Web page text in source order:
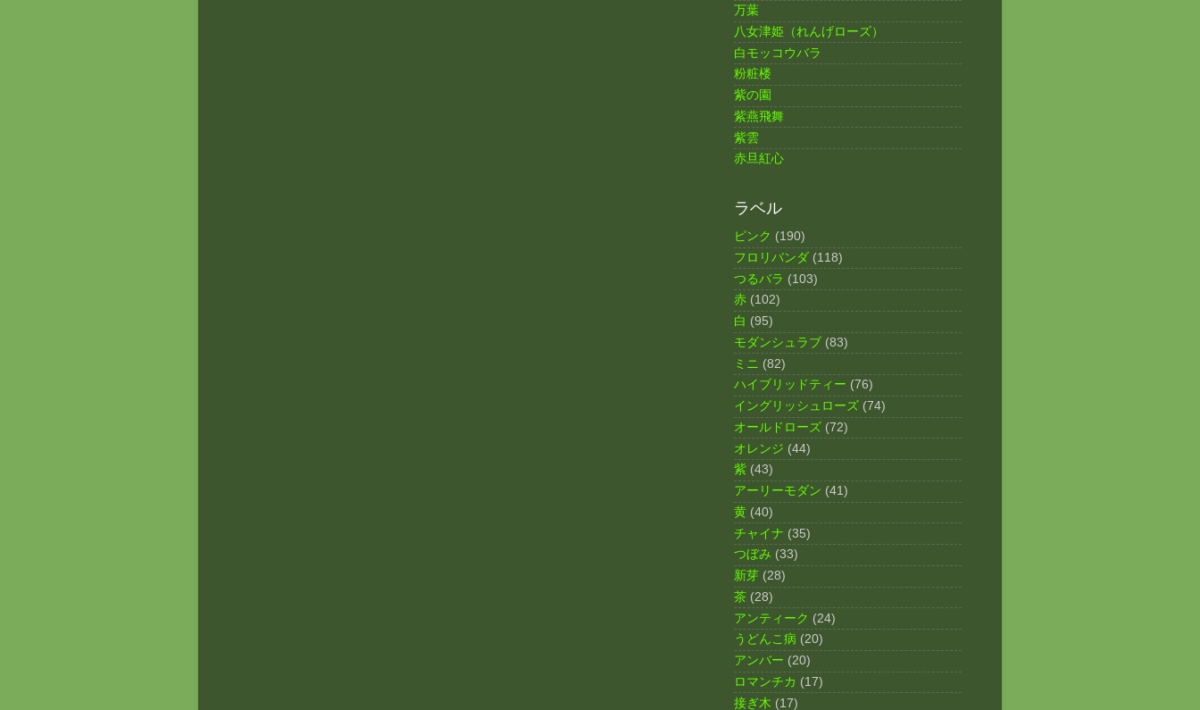
万葉
八女津姫（れんげローズ）
白モッコウバラ
粉粧楼
紫の園
紫燕飛舞
紫雲
赤旦紅心
ラベル
ピンク (190)
フロリバンダ (118)
つるバラ (103)
赤 (102)
白 (95)
モダンシュラブ (83)
ミニ (82)
ハイブリッドティー (76)
イングリッシュローズ (74)
オールドローズ (72)
オレンジ (44)
紫 (43)
アーリーモダン (41)
黄 (40)
チャイナ (35)
つぼみ (33)
新芽 (28)
茶 (28)
アンティーク (24)
うどんこ病 (20)
アンバー (20)
ロマンチカ (17)
接ぎ木 (17)